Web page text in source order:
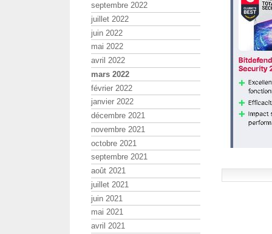
septembre 2022
juillet 2022
juin 2022
mai 2022
avril 2022
mars 2022
février 2022
janvier 2022
décembre 2021
novembre 2021
octobre 2021
septembre 2021
août 2021
juillet 2021
juin 2021
mai 2021
avril 2021